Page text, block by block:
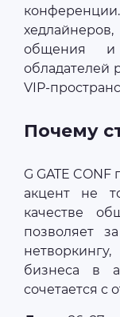
общения и
обладателей
VIP-
Почему
G GATE
акцент не
качестве
позволяет
бизнеса в
сочетается с